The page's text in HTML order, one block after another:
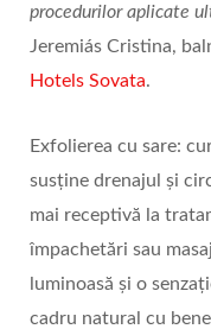
procedurilor aplicate
Jeremiás Cristina,
Hotels Sovata.
Exfolierea cu sare:
susține drenajul și
mai receptivă la
împachetări sau
luminoasă și o
cadru natural cu